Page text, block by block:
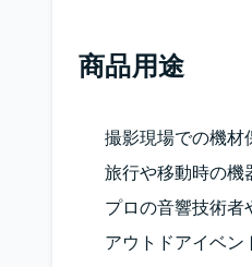
商品用途
撮影現場での機材
旅行や移動時の機
プロの音響技術者
アウトドアイベン